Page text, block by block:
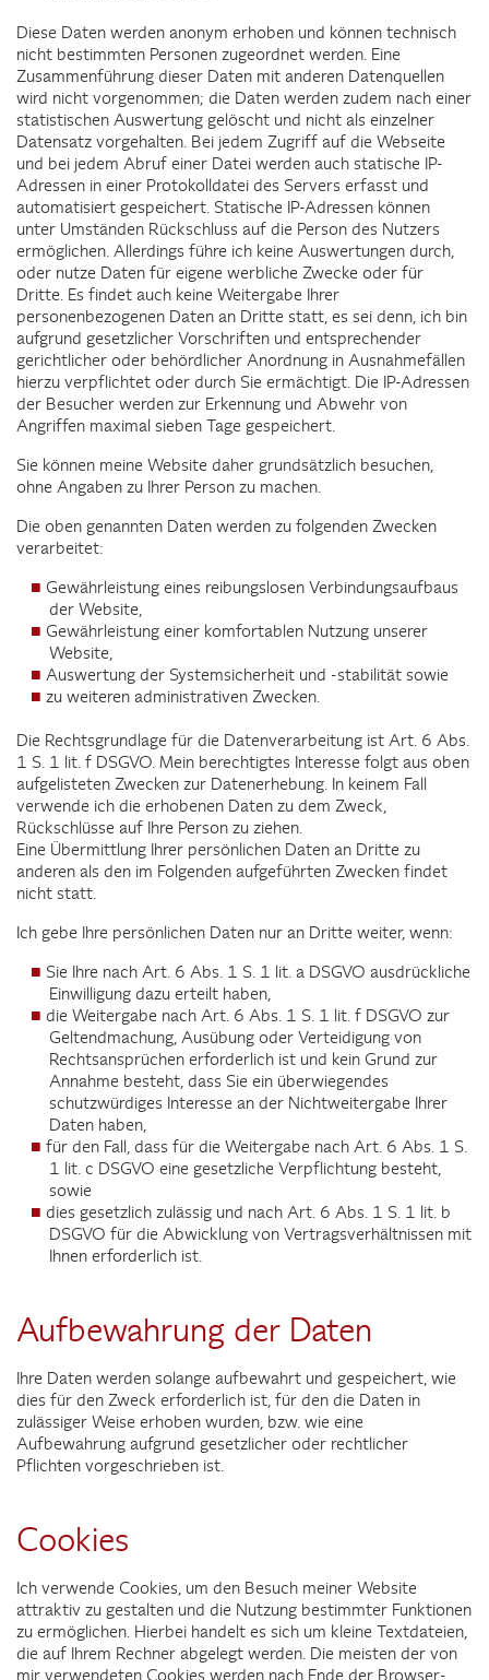
Diese Daten werden anonym erhoben und können technisch
nicht bestimmten Personen zugeordnet werden. Eine
Zusammenführung dieser Daten mit anderen Datenquellen
wird nicht vorgenommen; die Daten werden zudem nach einer
statistischen Auswertung gelöscht und nicht als einzelner
Datensatz vorgehalten. Bei jedem Zugriff auf die Webseite
und bei jedem Abruf einer Datei werden auch statische IP-
Adressen in einer Protokolldatei des Servers erfasst und
automatisiert gespeichert. Statische IP-Adressen können
unter Umständen Rückschluss auf die Person des Nutzers
ermöglichen. Allerdings führe ich keine Auswertungen durch,
oder nutze Daten für eigene werbliche Zwecke oder für
Dritte. Es findet auch keine Weitergabe Ihrer
personenbezogenen Daten an Dritte statt, es sei denn, ich bin
aufgrund gesetzlicher Vorschriften und entsprechender
gerichtlicher oder behördlicher Anordnung in Ausnahmefällen
hierzu verpflichtet oder durch Sie ermächtigt. Die IP-Adressen
der Besucher werden zur Erkennung und Abwehr von
Angriffen maximal sieben Tage gespeichert.
Sie können meine Website daher grundsätzlich besuchen,
ohne Angaben zu Ihrer Person zu machen.
Die oben genannten Daten werden zu folgenden Zwecken
verarbeitet:
Gewährleistung eines reibungslosen Verbindungsaufbaus
der Website,
Gewährleistung einer komfortablen Nutzung unserer
Website,
Auswertung der Systemsicherheit und -stabilität sowie
zu weiteren administrativen Zwecken.
Die Rechtsgrundlage für die Datenverarbeitung ist Art. 6 Abs.
1 S. 1 lit. f DSGVO. Mein berechtigtes Interesse folgt aus oben
aufgelisteten Zwecken zur Datenerhebung. In keinem Fall
verwende ich die erhobenen Daten zu dem Zweck,
Rückschlüsse auf Ihre Person zu ziehen.
Eine Übermittlung Ihrer persönlichen Daten an Dritte zu
anderen als den im Folgenden aufgeführten Zwecken findet
nicht statt.
Ich gebe Ihre persönlichen Daten nur an Dritte weiter, wenn:
Sie Ihre nach Art. 6 Abs. 1 S. 1 lit. a DSGVO ausdrückliche
Einwilligung dazu erteilt haben,
die Weitergabe nach Art. 6 Abs. 1 S. 1 lit. f DSGVO zur
Geltendmachung, Ausübung oder Verteidigung von
Rechtsansprüchen erforderlich ist und kein Grund zur
Annahme besteht, dass Sie ein überwiegendes
schutzwürdiges Interesse an der Nichtweitergabe Ihrer
Daten haben,
für den Fall, dass für die Weitergabe nach Art. 6 Abs. 1 S.
1 lit. c DSGVO eine gesetzliche Verpflichtung besteht,
sowie
dies gesetzlich zulässig und nach Art. 6 Abs. 1 S. 1 lit. b
DSGVO für die Abwicklung von Vertragsverhältnissen mit
Ihnen erforderlich ist.
Aufbewahrung der Daten
Ihre Daten werden solange aufbewahrt und gespeichert, wie
dies für den Zweck erforderlich ist, für den die Daten in
zulässiger Weise erhoben wurden, bzw. wie eine
Aufbewahrung aufgrund gesetzlicher oder rechtlicher
Pflichten vorgeschrieben ist.
Cookies
Ich verwende Cookies, um den Besuch meiner Website
attraktiv zu gestalten und die Nutzung bestimmter Funktionen
zu ermöglichen. Hierbei handelt es sich um kleine Textdateien,
die auf Ihrem Rechner abgelegt werden. Die meisten der von
mir verwendeten Cookies werden nach Ende der Browser-